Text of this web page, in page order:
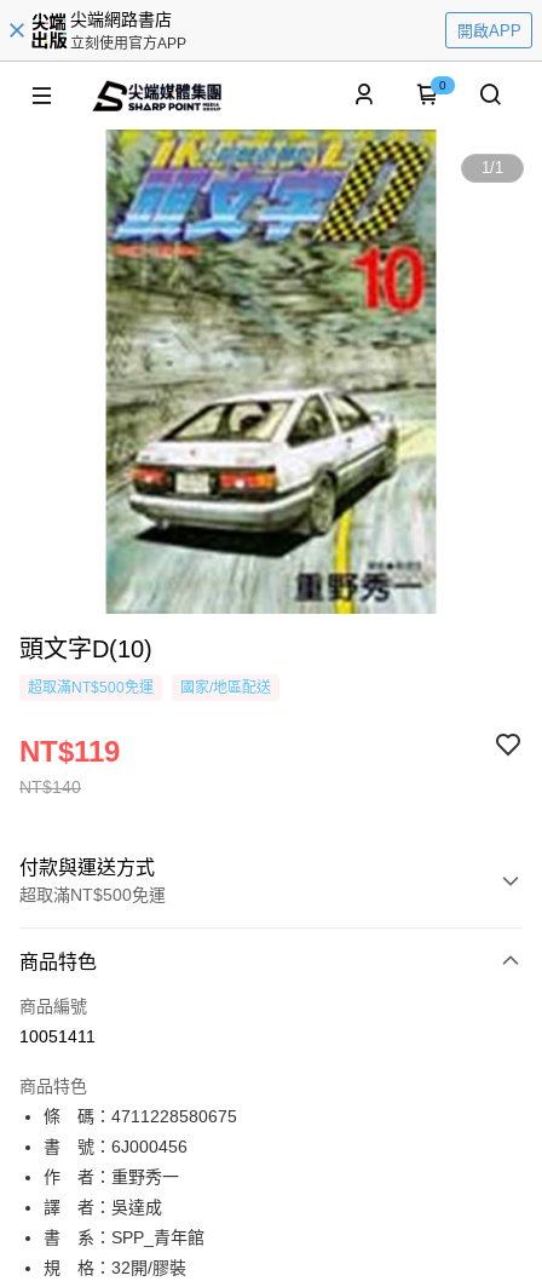
尖端網路書店
立刻使用官方APP
開啟APP
0
1/1
頭文字D(10)
超取滿NT$500免運 國家/地區配送
NT$140
NT$119
付款與運送方式
超取滿NT$500免運
信用卡一次付款
超商取貨付款
相關說明
【關於「AFTEE先享後付」】
AFTEE先享後付是「在收到商品之後才付款」的支付方式。 讓您購物簡單
便利好安心！
１．簡單：不需註冊會員、不需綁卡、不需儲值。
２．便利：只要手機號碼，簡訊認證，即可結帳。
３．安心：先確認商品／服務後，再付款。
【「AFTEE先享後付」結帳流程】
ATM付款
運送方式
全家取貨付款
每筆NT$80，滿NT$500(含以上)免運費
商品特色
商品編號
10051411
商品特色
條 碼：4711228580675
書 號：6J000456
作 者：重野秀一
譯 者：吳達成
書 系：SPP_青年館
規 格：32開/膠裝